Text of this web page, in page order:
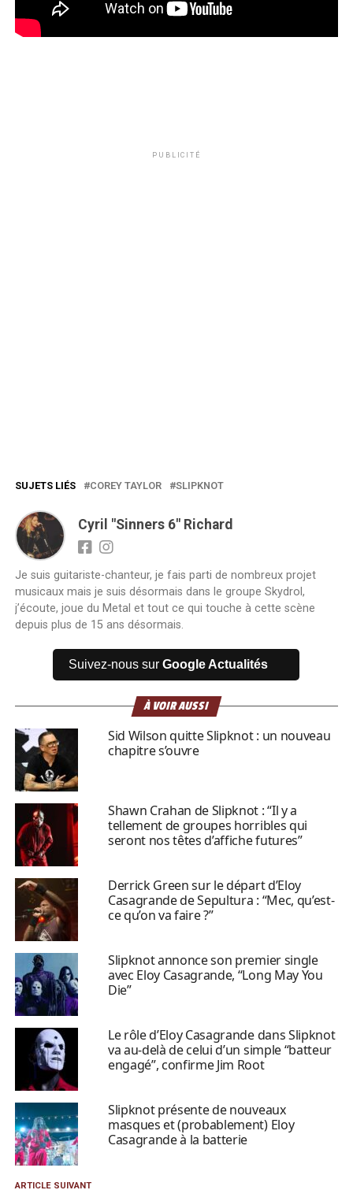
PUBLICITÉ
SUJETS LIÉS COREY TAYLOR SLIPKNOT
Cyril "Sinners 6" Richard
Je suis guitariste-chanteur, je fais parti de nombreux projet
musicaux mais je suis désormais dans le groupe Skydrol,
j’écoute, joue du Metal et tout ce qui touche à cette scène
depuis plus de 15 ans désormais.
Suivez-nous surGoogle Actualités
À VOIR AUSSI
Sid Wilson quitte Slipknot : un nouveau
chapitre s’ouvre
Shawn Crahan de Slipknot : “Il y a
tellement de groupes horribles qui
seront nos têtes d’affiche futures”
Derrick Green sur le départ d’Eloy
Casagrande de Sepultura : “Mec, qu’est-
ce qu’on va faire ?”
Slipknot annonce son premier single
avec Eloy Casagrande, “Long May You
Die”
Le rôle d’Eloy Casagrande dans Slipknot
va au-delà de celui d’un simple “batteur
engagé”, confirme Jim Root
Slipknot présente de nouveaux
masques et (probablement) Eloy
Casagrande à la batterie
ARTICLE SUIVANT